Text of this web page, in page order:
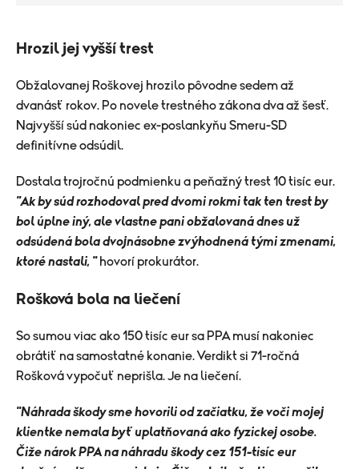
Hrozil jej vyšší trest
Obžalovanej Roškovej hrozilo pôvodne sedem až
dvanásť rokov. Po novele trestného zákona dva až šesť.
Najvyšší súd nakoniec ex-poslankyňu Smeru-SD
definitívne odsúdil.
Dostala trojročnú podmienku a peňažný trest 10 tisíc eur.
"Ak by súd rozhodoval pred dvomi rokmi tak ten trest by
bol úplne iný, ale vlastne pani obžalovaná dnes už
odsúdená bola dvojnásobne zvýhodnená tými zmenami,
ktoré nastali, "hovorí prokurátor.
Rošková bola na liečení
So sumou viac ako 150 tisíc eur sa PPA musí nakoniec
obrátiť na samostatné konanie. Verdikt si 71-ročná
Rošková vypočuť neprišla. Je na liečení.
"Náhrada škody sme hovorili od začiatku, že voči mojej
klientke nemala byť uplatňovaná ako fyzickej osobe.
Čiže nárok PPA na náhradu škody cez 151-tisíc eur